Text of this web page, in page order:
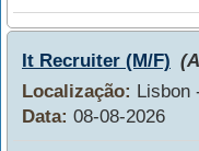
It Recruiter (M/F)
Localização: Lisbon
Data: 08-08-2026